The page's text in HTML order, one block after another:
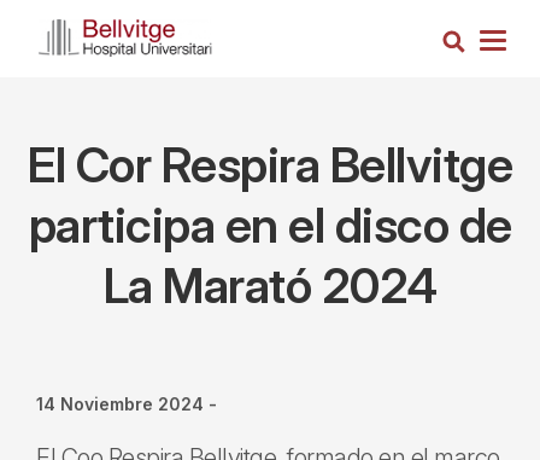
Busca
El Cor Respira Bellvitge
participa en el disco de
La Marató 2024
14 Noviembre 2024 -